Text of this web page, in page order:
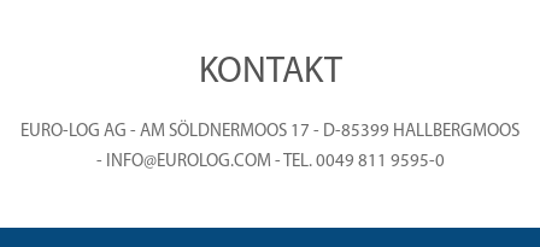
KONTAKT
EURO-LOG AG - AM SÖLDNERMOOS 17 - D-85399 HALLBERGMOOS
- INFO@EUROLOG.COM - TEL. 0049 811 9595-0